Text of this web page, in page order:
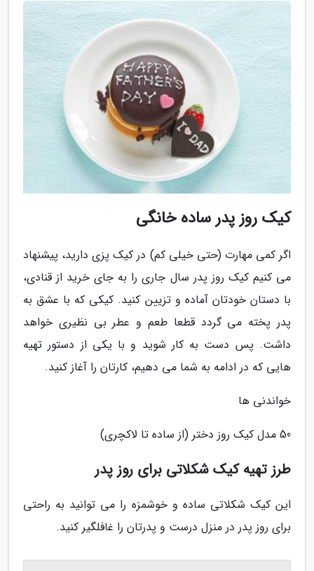
کیک روز پدر ساده خانگی
اگر کمی مهارت (حتی خیلی کم) در کیک پزی دارید، پیشنهاد
می کنیم کیک روز پدر سال جاری را به جای خرید از قنادی،
با دستان خودتان آماده و تزیین کنید. کیکی که با عشق به
پدر پخته می گردد قطعا طعم و عطر بی نظیری خواهد
داشت. پس دست به کار شوید و با یکی از دستور تهیه
هایی که در ادامه به شما می دهیم، کارتان را آغاز کنید.
خواندنی ها
50 مدل کیک روز دختر (از ساده تا لاکچری)
طرز تهیه کیک شکلاتی برای روز پدر
این کیک شکلاتی ساده و خوشمزه را می توانید به راحتی
برای روز پدر در منزل درست و پدرتان را غافلگیر کنید.